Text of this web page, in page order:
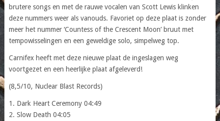
brutere songs en met de rauwe vocalen van Scott Lewis klinken
deze nummers weer als vanouds. Favoriet op deze plaat is zonder
meer het nummer ‘Countess of the Crescent Moon’ bruut met
tempowisselingen en een geweldige solo, simpelweg top.
Carnifex heeft met deze nieuwe plaat de ingeslagen weg
voortgezet en een heerlijke plaat afgeleverd!
(8,5/10, Nuclear Blast Records)
1. Dark Heart Ceremony 04:49
2. Slow Death 04:05